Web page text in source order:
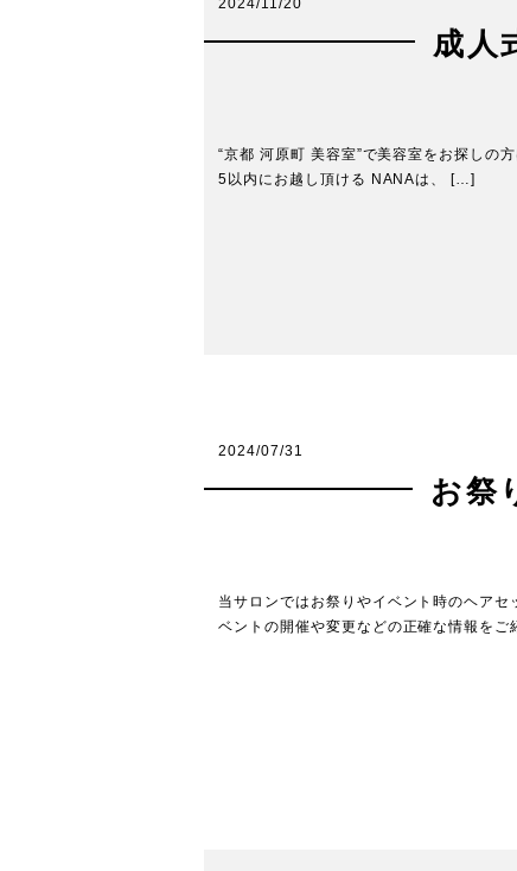
2024/11/20
成人
“京都 河原町 美容室”で美容室をお探しの
5以内にお越し頂ける NANAは、 […]
2024/07/31
お祭
当サロンではお祭りやイベント時のヘア
ベントの開催や変更などの正確な情報を